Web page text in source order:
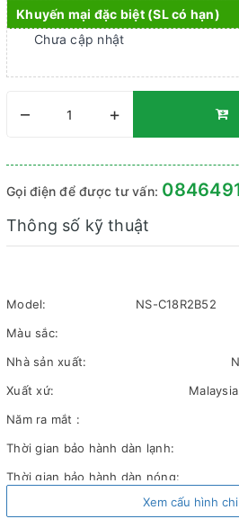
Khuyến mại đặc biệt (SL có hạn)
Chưa cập nhật
– +
Gọi điện để được tư vấn:
Thông số kỹ thuật
Model:
NS-C18R2B52
Màu sắc:
Nhà sản xuất:
Xuất xứ:
Năm ra mắt :
Thời gian bảo hành dàn lạnh:
Thời gian bảo hành dàn nóng:
Xem cấu hình